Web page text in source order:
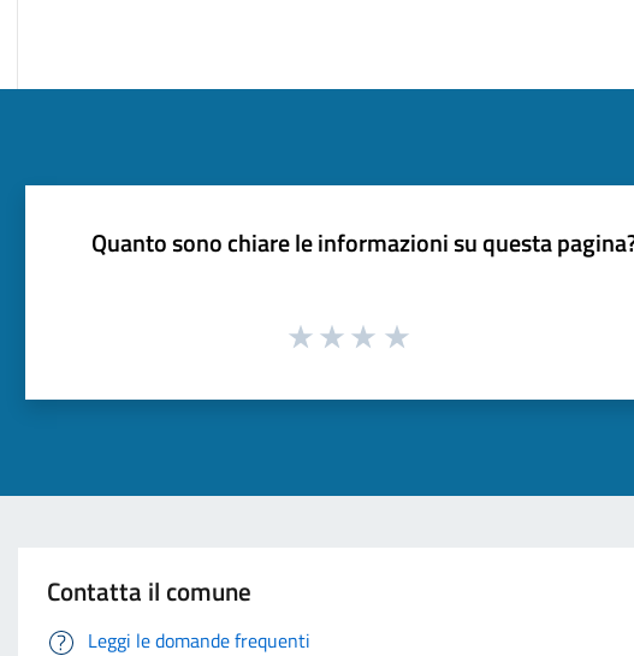
Quanto sono chiare le informazioni su questa
Contatta il comune
Leggi le domande frequenti